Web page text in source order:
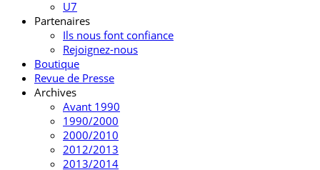
U7
Partenaires
Ils nous font confiance
Rejoignez-nous
Boutique
Revue de Presse
Archives
Avant 1990
1990/2000
2000/2010
2012/2013
2013/2014